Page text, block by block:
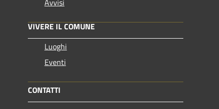
VIVERE IL COMUNE
Luoghi
Eventi
CONTATTI